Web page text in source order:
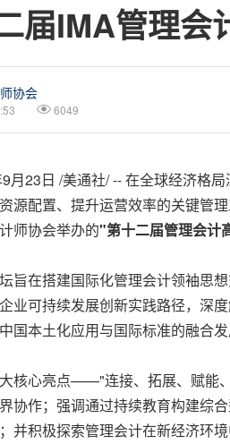
届IMA管理会
协会
6049
月23日 /美通社/ -- 在全球经济格
源配置、提升运营效率的关键管
师协会举办的"第十二届管理会计
旨在搭建国际化管理会计领袖思
业可持续发展创新实践路径，深
国本土化应用与国际标准的融合发
核心亮点——"连接、拓展、赋能
协作；强调通过持续教育构建综
并积极探索管理会计在新经济环